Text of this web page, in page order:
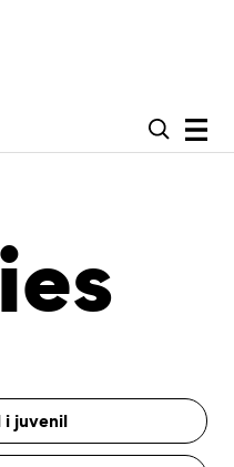
i juvenil